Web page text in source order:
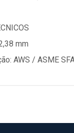
mm
AWS / ASME